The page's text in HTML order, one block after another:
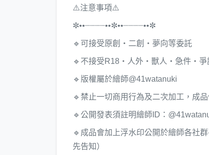
⚠️注意事項⚠️
✼••┈┈┈┈••✼••┈┈┈┈••✼
🔹可接受原創・二創・夢向等委託
🔹不接受R18・人外・獸人・急件・
🔹版權屬於繪師@41watanuki
🔹禁止一切商用行為及二次加工，成
🔹公開發表須註明繪師ID：
🔹成品會加上浮水印公開於繪師各社
先告知）